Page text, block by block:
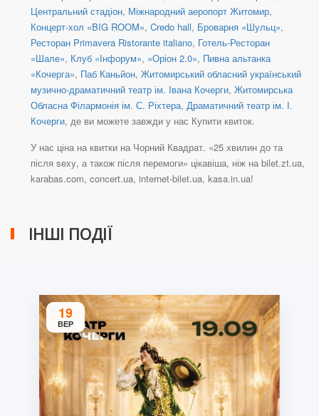
Центральний стадіон, Міжнародний аеропорт Житомир,
Концерт-хол «BIG ROOM», Credo hall, Броварня «Шульц»,
Ресторан Primavera Ristorante italiano, Готель-Ресторан
«Шале», Клуб «Інфорум», «Оріон 2.0», Пивна альтанка
«Кочерга», Паб Каньйон, Житомирський обласний український
музично-драматичний театр ім. Івана Кочерги, Житомирська
Обласна Філармонія ім. С. Ріхтера, Драматичний театр ім. І.
Кочерги, де ви можете завжди у нас Купити квиток.
У нас ціна на квитки на Чорний Квадрат. «25 хвилин до та
після sexу, а також після перемоги» цікавіша, ніж на bilet.zt.ua,
karabas.com, concert.ua, internet-bilet.ua, kasa.in.ua!
ІНШІ ПОДІЇ
19
ВЕР